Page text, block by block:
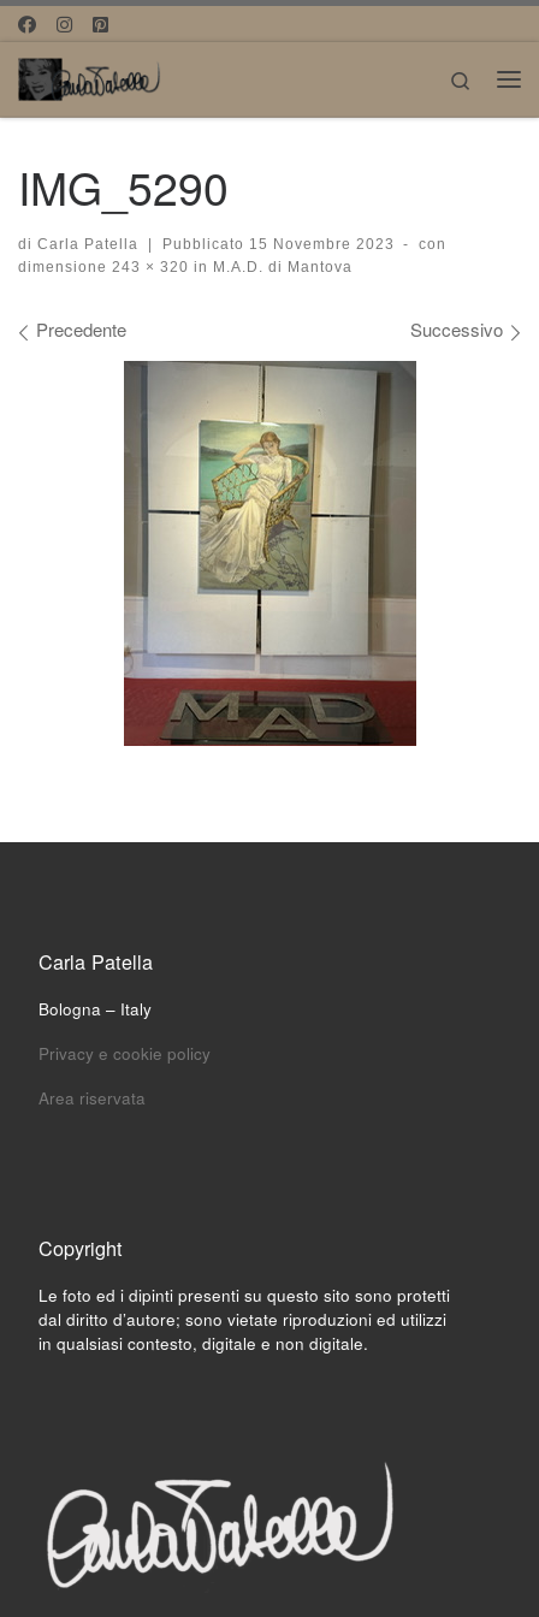
Passa al contenuto
Search
IMG_5290
di Carla Patella Pubblicato 15 Novembre 2023 -
con
dimensione 243 × 320 in M.A.D. di Mantova
Navigazione immagini
Precedente Successivo
Carla Patella
Bologna – Italy
Privacy e cookie policy
Area riservata
Copyright
Le foto ed i dipinti presenti su questo sito sono protetti
dal diritto d’autore; sono vietate riproduzioni ed utilizzi
in qualsiasi contesto, digitale e non digitale.